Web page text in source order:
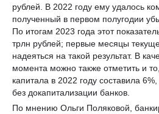
рублей. В 2022 году ему удалось
полученный в первом полугодии
По итогам 2023 года этот
трлн рублей; первые месяцы
надеяться на такой результат. В
момента можно также отметить и
капитала в 2022 году составила
без докапитализации банков.
По мнению Ольги Поляковой,